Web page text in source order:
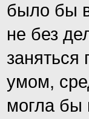
было бы
не без
умом,
могла бы